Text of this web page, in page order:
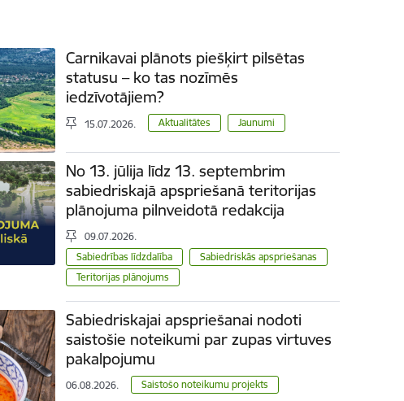
Carnikavai plānots piešķirt pilsētas
statusu – ko tas nozīmēs
iedzīvotājiem?
15.07.2026. Aktualitātes Jaunumi
No 13. jūlija līdz 13. septembrim
sabiedriskajā apspriešanā teritorijas
plānojuma pilnveidotā redakcija
09.07.2026.
Sabiedrības līdzdalība
Sabiedriskās apspriešanas
Teritorijas plānojums
Sabiedriskajai apspriešanai nodoti
saistošie noteikumi par zupas virtuves
pakalpojumu
06.08.2026. Saistošo noteikumu projekts